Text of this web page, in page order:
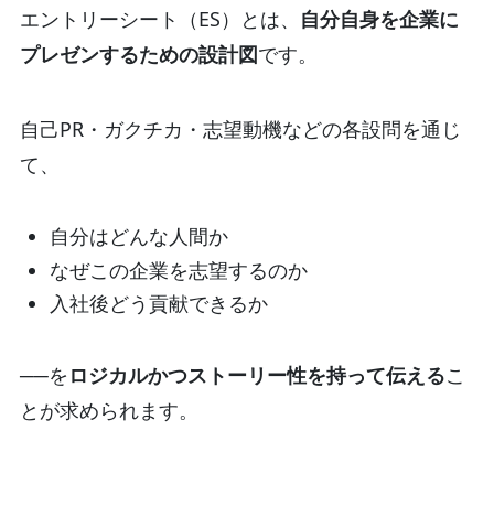
エントリーシート（ES）とは、 自分自身を企業に
プレゼンするための設計図です。
自己PR・ガクチカ・志望動機などの各設問を通じ
て、
自分はどんな人間か
なぜこの企業を志望するのか
入社後どう貢献できるか
──を ロジカルかつストーリー性を持って伝えるこ
とが求められます。